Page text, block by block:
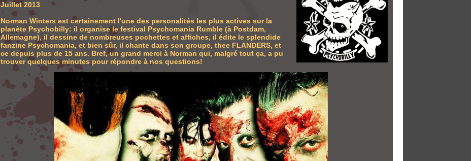
Juillet 2013
Norman Winters est certainement l'une des personalités les plus actives sur la
planète Psychobilly: il organise le festival Psychomania Rumble (à Postdam,
Allemagne), il dessine de nombreuses pochettes et affiches, il édite le splendide
fanzine Psychomania, et bien sûr, il chante dans son groupe, thee FLANDERS, et
ce depuis plus de 15 ans. Bref, un grand merci à Norman qui, malgré tout ça, a pu
trouver quelques minutes pour répondre à nos questions!